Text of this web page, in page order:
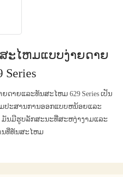
ະໄຫມແບບງ່າຍດາຍ
າຍແລະທັນສະໄຫມ 629 Series ເປັນ
ປະສານການອອກແບບຫນ້ອຍແລະ
ມັນມີຮູບລັກສະນະທີ່ສະຫງ່າງາມແລະ
ນທີ່ທັນສະໄຫມ